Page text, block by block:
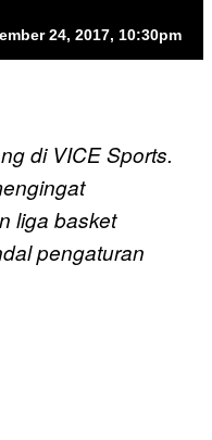
24, 2017, 10:30pm
di VICE Sports.
liga basket
pengaturan